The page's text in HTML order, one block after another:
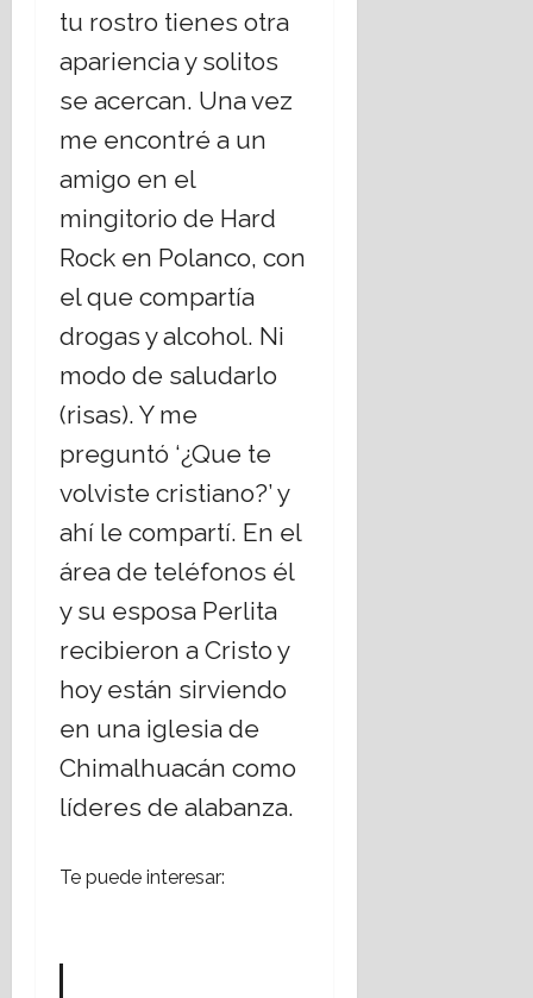
tu rostro tienes otra
apariencia y solitos
se acercan. Una vez
me encontré a un
amigo en el
mingitorio de Hard
Rock en Polanco, con
el que compartía
drogas y alcohol. Ni
modo de saludarlo
(risas). Y me
preguntó ‘¿Que te
volviste cristiano?’ y
ahí le compartí. En el
área de teléfonos él
y su esposa Perlita
recibieron a Cristo y
hoy están sirviendo
en una iglesia de
Chimalhuacán como
líderes de alabanza.
Te puede interesar: